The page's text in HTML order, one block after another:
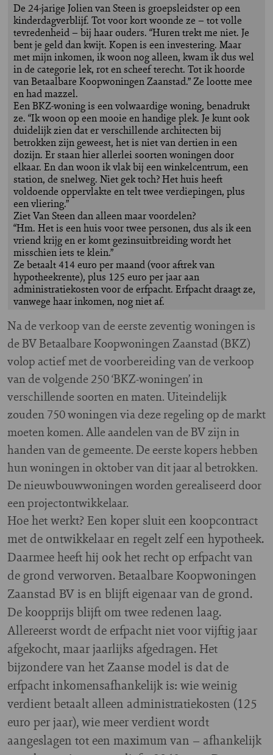
De 24-jarige Jolien van Steen is groepsleidster op een
kinderdagverblijf. Tot voor kort woonde ze – tot volle
tevredenheid – bij haar ouders. “Huren trekt me niet. Je
bent je geld dan kwijt. Kopen is een investering. Maar
met mijn inkomen, ik woon nog alleen, kwam ik dus wel
in de categorie lek, rot en scheef terecht. Tot ik hoorde
van Betaalbare Koopwoningen Zaanstad.” Ze lootte mee
en had mazzel.
Een BKZ-woning is een volwaardige woning, benadrukt
ze. “Ik woon op een mooie en handige plek. Je kunt ook
duidelijk zien dat er verschillende architecten bij
betrokken zijn geweest, het is niet van dertien in een
dozijn. Er staan hier allerlei soorten woningen door
elkaar. En dan woon ik vlak bij een winkelcentrum, een
station, de snelweg. Niet gek toch? Het huis heeft
voldoende oppervlakte en telt twee verdiepingen, plus
een vliering.”
Ziet Van Steen dan alleen maar voordelen?
“Hm. Het is een huis voor twee personen, dus als ik een
vriend krijg en er komt gezinsuitbreiding wordt het
misschien iets te klein.”
Ze betaalt 414 euro per maand (voor aftrek van
hypotheekrente), plus 125 euro per jaar aan
administratiekosten voor de erfpacht. Erfpacht draagt ze,
vanwege haar inkomen, nog niet af.
Na de verkoop van de eerste zeventig woningen is
de BV Betaalbare Koopwoningen Zaanstad (BKZ)
volop actief met de voorbereiding van de verkoop
van de volgende 250 ‘BKZ-woningen’ in
verschillende soorten en maten. Uiteindelijk
zouden 750 woningen via deze regeling op de markt
moeten komen. Alle aandelen van de BV zijn in
handen van de gemeente. De eerste kopers hebben
hun woningen in oktober van dit jaar al betrokken.
De nieuwbouwwoningen worden gerealiseerd door
een projectontwikkelaar.
Hoe het werkt? Een koper sluit een koopcontract
met de ontwikkelaar en regelt zelf een hypotheek.
Daarmee heeft hij ook het recht op erfpacht van
de grond verworven. Betaalbare Koopwoningen
Zaanstad BV is en blijft eigenaar van de grond.
De koopprijs blijft om twee redenen laag.
Allereerst wordt de erfpacht niet voor vijftig jaar
afgekocht, maar jaarlijks afgedragen. Het
bijzondere van het Zaanse model is dat de
erfpacht inkomensafhankelijk is: wie weinig
verdient betaalt alleen administratiekosten (125
euro per jaar), wie meer verdient wordt
aangeslagen tot een maximum van – afhankelijk